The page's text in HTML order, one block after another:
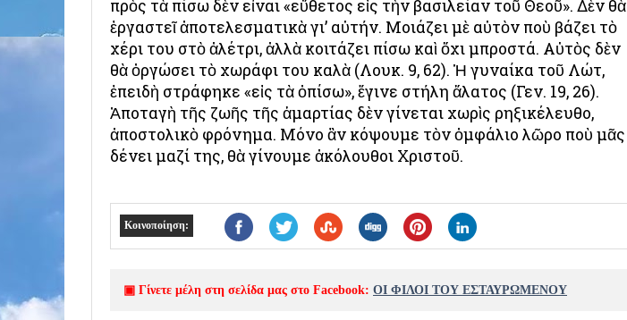
πρὸς τὰ πίσω δὲν εἶναι «εὔθετος εἰς τὴν βασιλείαν τοῦ Θεοῦ». Δὲν θὰ
ἐργαστεῖ ἀποτελεσματικὰ γι’ αὐτήν. Μοιάζει μὲ αὐτὸν ποὺ βάζει τὸ
χέρι του στὸ ἀλέτρι, ἀλλὰ κοιτάζει πίσω καὶ ὄχι μπροστά. Αὐτὸς δὲν
θὰ ὀργώσει τὸ χωράφι του καλὰ (Λουκ. 9, 62). Ἡ γυναίκα τοῦ Λώτ,
ἐπειδὴ στράφηκε «εἰς τὰ ὀπίσω», ἔγινε στήλη ἅλατος (Γεν. 19, 26).
Ἀποταγὴ τῆς ζωῆς τῆς ἁμαρτίας δὲν γίνεται χωρὶς ρηξικέλευθο,
ἀποστολικὸ φρόνημα. Μόνο ἂν κόψουμε τὸν ὀμφάλιο λῶρο ποὺ μᾶς
δένει μαζί της, θὰ γίνουμε ἀκόλουθοι Χριστοῦ.
Κοινοποίηση:
▣ Γίνετε μέλη στη σελίδα μας στο Facebook: ΟΙ ΦΙΛΟΙ ΤΟΥ ΕΣΤΑΥΡΩΜΕΝΟΥ